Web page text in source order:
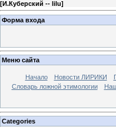
[И.Куберский -- lilu]
Форма входа
Меню сайта
Начало Новости ЛИРИКИ
Словарь ложной этимологии
Categories